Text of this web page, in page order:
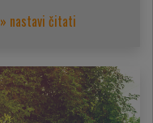
» nastavi čitati